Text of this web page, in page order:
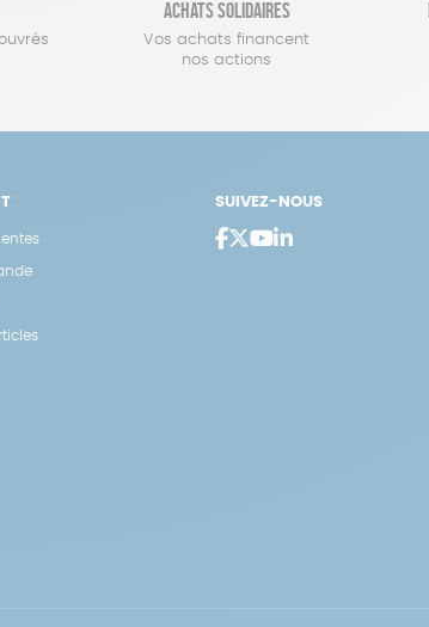
Achats solidaires
Vos achats financent
nos actions
SUIVEZ-NOUS